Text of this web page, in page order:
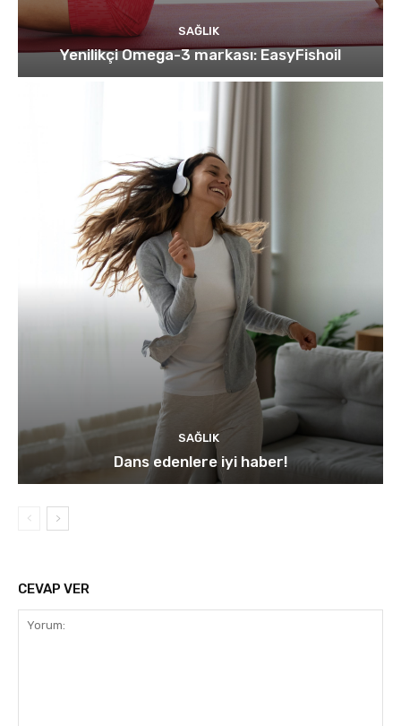
SAĞLIK
Yenilikçi Omega-3 markası: EasyFishoil
SAĞLIK
Dans edenlere iyi haber!
CEVAP VER